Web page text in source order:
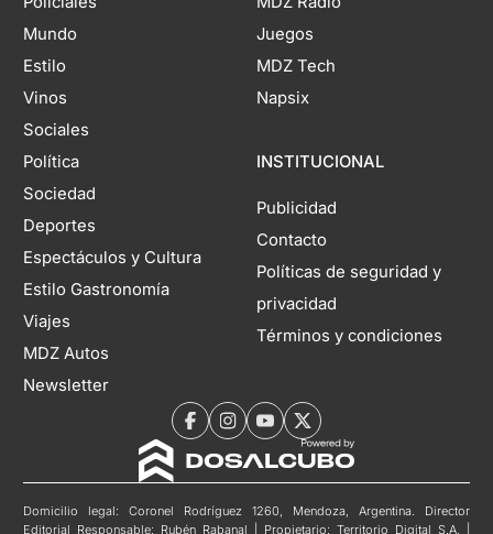
Mundo
Estilo
Vinos
Sociales
Política
Sociedad
Deportes
Espectáculos y Cultura
Estilo Gastronomía
Viajes
MDZ Autos
Newsletter
Juegos
MDZ Tech
Napsix
INSTITUCIONAL
Publicidad
Contacto
Políticas de seguridad y
privacidad
Términos y condiciones
Domicilio legal: Coronel Rodríguez 1260, Mendoza, Argentina. Director
Editorial Responsable: Rubén Rabanal | Propietario: Territorio Digital S.A. |